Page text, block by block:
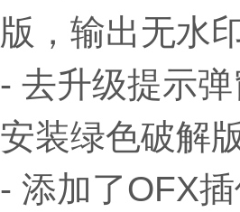
版，输出无水
- 去升级提示
安装绿色破解
- 添加了OFX